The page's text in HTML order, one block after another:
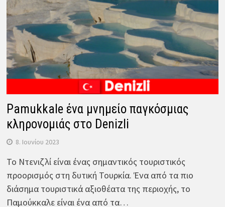
Pamukkale ένα μνημείο παγκόσμιας
κληρονομιάς στο Denizli
8. Ιουνίου 2023
Το Ντενιζλί είναι ένας σημαντικός τουριστικός
προορισμός στη δυτική Τουρκία. Ένα από τα πιο
διάσημα τουριστικά αξιοθέατα της περιοχής, το
Παμούκκαλε είναι ένα από τα…